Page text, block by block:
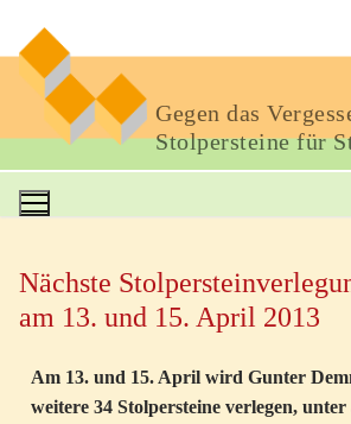
Gegen das
Stolpersteine für
Nächste
am 13. und 15. April 2013
Am 13. und 15. April wird Gunter
weitere 34 Stolpersteine verlegen,